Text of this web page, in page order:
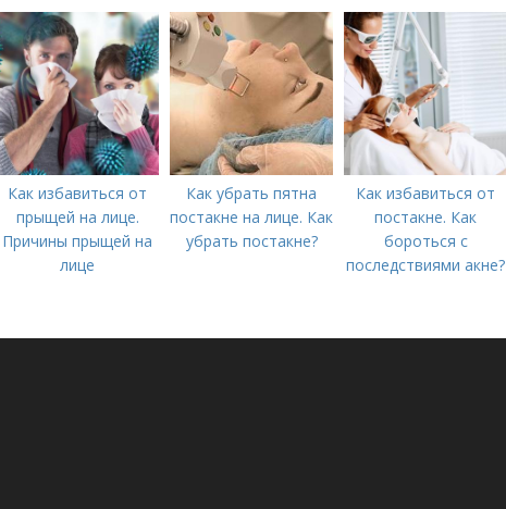
Как избавиться от
прыщей на лице.
Причины прыщей на
лице
Как убрать пятна
постакне на лице. Как
убрать постакне?
Как избавиться от
постакне. Как
бороться с
последствиями акне?